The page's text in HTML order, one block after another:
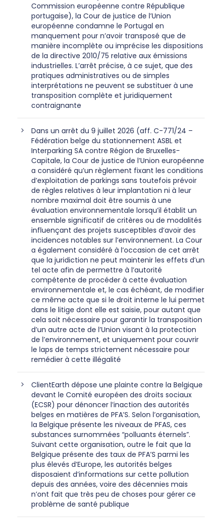
Commission européenne contre République
portugaise), la Cour de justice de l’Union
européenne condamne le Portugal en
manquement pour n’avoir transposé que de
manière incomplète ou imprécise les dispositions
de la directive 2010/75 relative aux émissions
industrielles. L’arrêt précise, à ce sujet, que des
pratiques administratives ou de simples
interprétations ne peuvent se substituer à une
transposition complète et juridiquement
contraignante
Dans un arrêt du 9 juillet 2026 (aff. C-771/24 –
Fédération belge du stationnement ASBL et
Interparking SA contre Région de Bruxelles-
Capitale, la Cour de justice de l’Union européenne
a considéré qu’un règlement fixant les conditions
d’exploitation de parkings sans toutefois prévoir
de règles relatives à leur implantation ni à leur
nombre maximal doit être soumis à une
évaluation environnementale lorsqu’il établit un
ensemble significatif de critères ou de modalités
influençant des projets susceptibles d’avoir des
incidences notables sur l’environnement. La Cour
a également considéré à l’occasion de cet arrêt
que la juridiction ne peut maintenir les effets d’un
tel acte afin de permettre à l’autorité
compétente de procéder à cette évaluation
environnementale et, le cas échéant, de modifier
ce même acte que si le droit interne le lui permet
dans le litige dont elle est saisie, pour autant que
cela soit nécessaire pour garantir la transposition
d’un autre acte de l’Union visant à la protection
de l’environnement, et uniquement pour couvrir
le laps de temps strictement nécessaire pour
remédier à cette illégalité
ClientEarth dépose une plainte contre la Belgique
devant le Comité européen des droits sociaux
(ECSR) pour dénoncer l’inaction des autorités
belges en matières de PFA’S. Selon l’organisation,
la Belgique présente les niveaux de PFAS, ces
substances surnommées “polluants éternels”.
Suivant cette organisation, outre le fait que la
Belgique présente des taux de PFA’S parmi les
plus élevés d’Europe, les autorités belges
disposaient d’informations sur cette pollution
depuis des années, voire des décennies mais
n’ont fait que très peu de choses pour gérer ce
problème de santé publique